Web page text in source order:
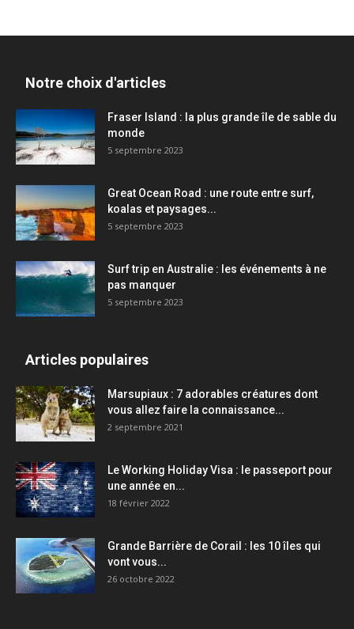
Notre choix d'articles
Fraser Island : la plus grande île de sable du
monde
5 septembre 2023
Great Ocean Road : une route entre surf,
koalas et paysages...
5 septembre 2023
Surf trip en Australie : les événements à ne
pas manquer
5 septembre 2023
Articles populaires
Marsupiaux : 7 adorables créatures dont
vous allez faire la connaissance...
2 septembre 2021
Le Working Holiday Visa : le passeport pour
une année en...
18 février 2022
Grande Barrière de Corail : les 10 îles qui
vont vous...
26 octobre 2022